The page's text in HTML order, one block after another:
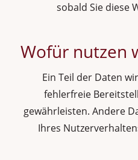
sobald Sie diese
Wofür nutzen
Ein Teil der Daten
fehlerfreie
gewährleisten. Andere
Ihres